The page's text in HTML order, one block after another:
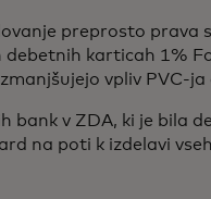
preprosto prava
karticah 1%
vpliv PVC-
bank v ZDA, ki je bila
na poti k izdelavi